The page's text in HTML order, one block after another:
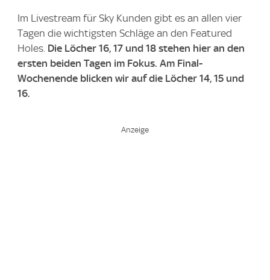
Im Livestream für Sky Kunden gibt es an allen vier
Tagen die wichtigsten Schläge an den Featured
Holes. Die Löcher 16, 17 und 18 stehen hier an den
ersten beiden Tagen im Fokus. Am Final-
Wochenende blicken wir auf die Löcher 14, 15 und
16.